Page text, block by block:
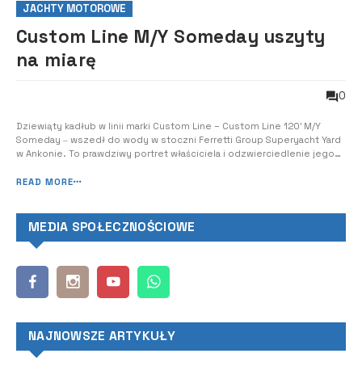
JACHTY MOTOROWE
Custom Line M/Y Someday uszyty
na miarę
0
Dziewiąty kadłub w linii marki Custom Line – Custom Line 120′ M/Y
Someday ‒ wszedł do wody w stoczni Ferretti Group Superyacht Yard
w Ankonie. To prawdziwy portret właściciela i odzwierciedlenie jego
Działu Inżynierii Grupy Ferretti wspieranego przez doświadczenie
READ MORE
MEDIA SPOŁECZNOŚCIOWE
NAJNOWSZE ARTYKUŁY